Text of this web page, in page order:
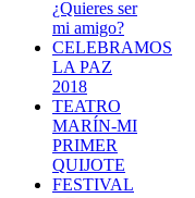
¿Quieres ser
mi amigo?
CELEBRAMOS
LA PAZ
2018
TEATRO
MARÍN-MI
PRIMER
QUIJOTE
FESTIVAL